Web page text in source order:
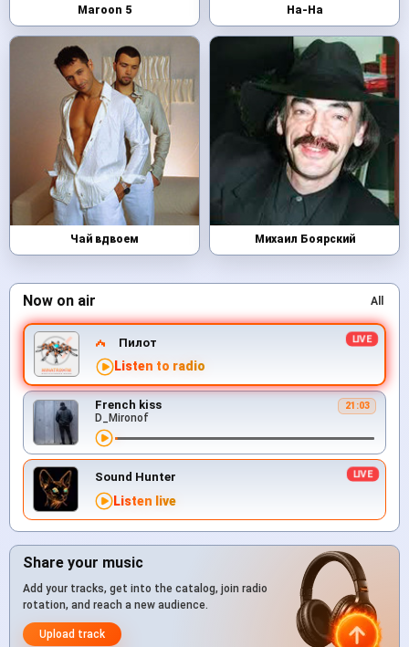
Maroon 5 На-На
Чай вдвоем Михаил Боярский
Now on air All
Пилот
Listen to radio
French kiss 21:03
D_Mironof
Sound Hunter
Listen live
Share your music
Add your tracks, get into the catalog, join radio
rotation, and reach a new audience.
Upload track